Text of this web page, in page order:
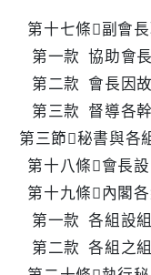
第十七條副會長
第一款 協助會
第二款 會長因
第三款 督導各
第三節秘書與各
第十八條會長
第十九條內閣
第一款 各組設
第二款 各組之